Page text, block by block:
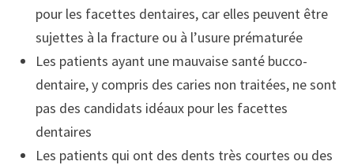
pour les facettes dentaires, car elles peuvent être
sujettes à la fracture ou à l’usure prématurée
Les patients ayant une mauvaise santé bucco-
dentaire, y compris des caries non traitées, ne sont
pas des candidats idéaux pour les facettes
dentaires
Les patients qui ont des dents très courtes ou des